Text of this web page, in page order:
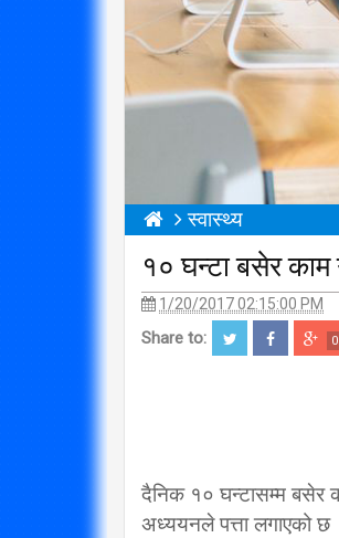
स्वास्थ्य
१० घन्टा बसेर काम
1/20/2017 02:15:00 PM
Share to: 0
दैनिक १० घन्टासम्म बसेर
अध्ययनले पत्ता लगाएको छ